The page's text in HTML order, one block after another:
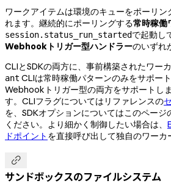
ワークアイテムは環境のキューをポーリン
れます。継続的にポーリングする常時稼働
session.status_run_startedで起動し
Webhookトリガー型ハンドラーのいずれ
CLIとSDKの両方に、事前構築されたワー
ant CLIは常時稼働パターンのみをサポー
Webhookトリガー型の両方をサポートし
す。CLIフラグについてはリファレンスの
を、SDKオプションについてはこのページ
ください。より細かく制御したい場合は、
ドポイント を直接呼び出して独自のワーカ

サンドボックスのファイルシステム